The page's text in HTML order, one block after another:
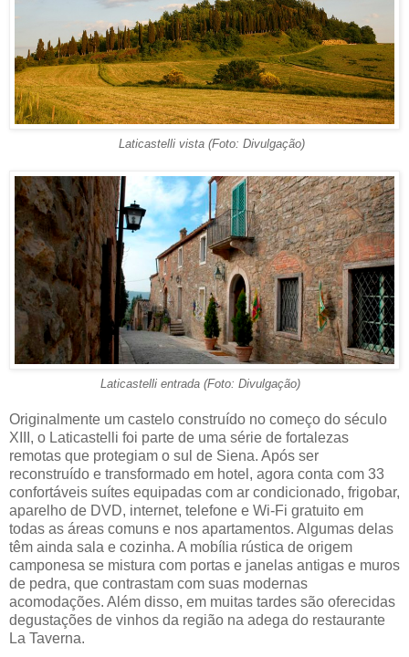
Laticastelli vista (Foto: Divulgação)
Laticastelli entrada (Foto: Divulgação)
Originalmente um castelo construído no começo do século
XIII, o Laticastelli foi parte de uma série de fortalezas
remotas que protegiam o sul de Siena. Após ser
reconstruído e transformado em hotel, agora conta com 33
confortáveis suítes equipadas com ar condicionado, frigobar,
aparelho de DVD, internet, telefone e Wi-Fi gratuito em
todas as áreas comuns e nos apartamentos. Algumas delas
têm ainda sala e cozinha. A mobília rústica de origem
camponesa se mistura com portas e janelas antigas e muros
de pedra, que contrastam com suas modernas
acomodações. Além disso, em muitas tardes são oferecidas
degustações de vinhos da região na adega do restaurante
La Taverna.